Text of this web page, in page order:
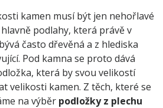
kamen musí být jen nehořlavé
podlahy, která právě v
často dřevěná a z hlediska
Pod kamna se proto dává
která by svou velikostí
velikosti kamen. Z těch, které se
na výběr podložky z plechu